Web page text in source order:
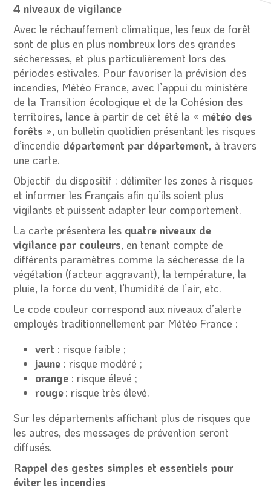
4 niveaux de vigilance
Avec le réchauffement climatique, les feux de forêt
sont de plus en plus nombreux lors des grandes
sécheresses, et plus particulièrement lors des
périodes estivales. Pour favoriser la prévision des
incendies, Météo France, avec l’appui du ministère
de la Transition écologique et de la Cohésion des
territoires, lance à partir de cet été la «météo des
forêts », un bulletin quotidien présentant les risques
d’incendie département par département, à travers
une carte.
Objectif du dispositif : délimiter les zones à risques
et informer les Français afin qu’ils soient plus
vigilants et puissent adapter leur comportement.
La carte présentera les quatre niveaux de
vigilance par couleurs, en tenant compte de
différents paramètres comme la sécheresse de la
végétation (facteur aggravant), la température, la
pluie, la force du vent, l’humidité de l’air, etc.
Le code couleur correspond aux niveaux d’alerte
employés traditionnellement par Météo France :
vert : risque faible ;
jaune : risque modéré ;
orange : risque élevé ;
rouge: risque très élevé.
Sur les départements affichant plus de risques que
les autres, des messages de prévention seront
diffusés.
Rappel des gestes simples et essentiels pour
éviter les incendies